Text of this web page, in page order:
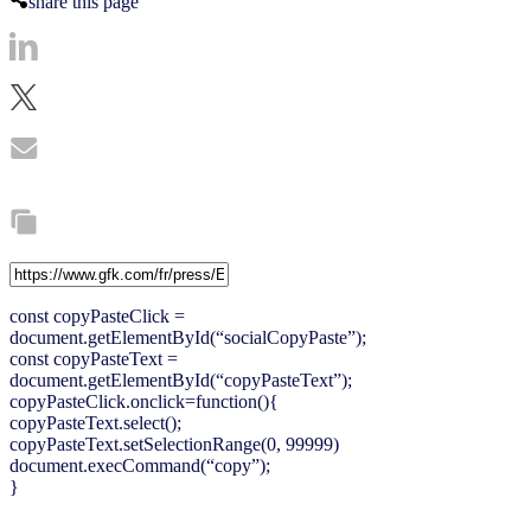
const copyPasteClick =
document.getElementById(“socialCopyPaste”);
const copyPasteText =
document.getElementById(“copyPasteText”);
copyPasteClick.onclick=function(){
copyPasteText.select();
copyPasteText.setSelectionRange(0, 99999)
document.execCommand(“copy”);
}